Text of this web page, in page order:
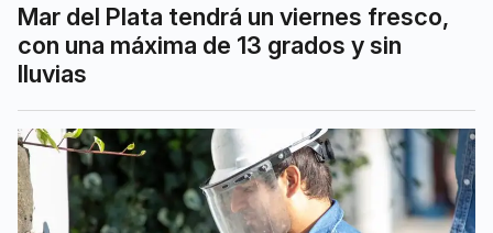
Mar del Plata tendrá un viernes fresco,
con una máxima de 13 grados y sin
lluvias